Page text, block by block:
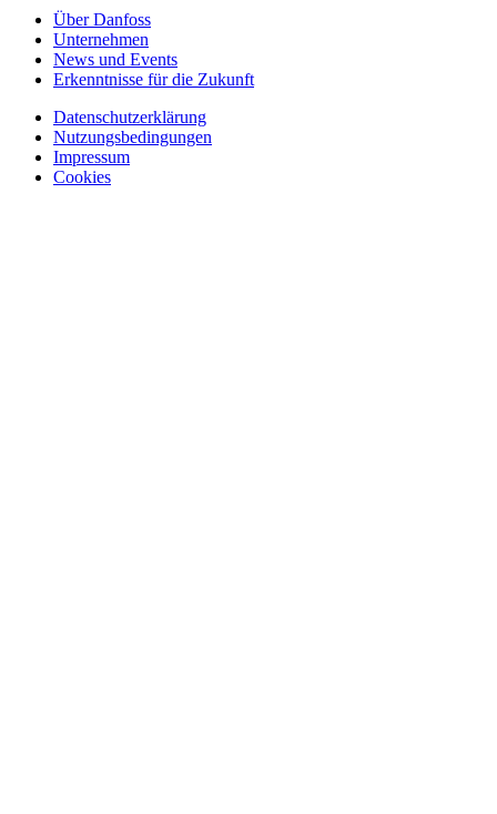
Über Danfoss
Unternehmen
News und Events
Erkenntnisse für die Zukunft
Datenschutzerklärung
Nutzungsbedingungen
Impressum
Cookies